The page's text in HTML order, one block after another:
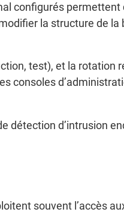
configurés permettent
la structure de la
test), et la rotation
consoles
détection d’intrusion
souvent l’accès